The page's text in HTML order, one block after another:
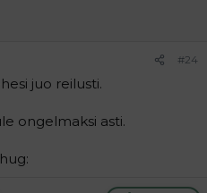
#24
juo reilusti.
ongelmaksi asti.